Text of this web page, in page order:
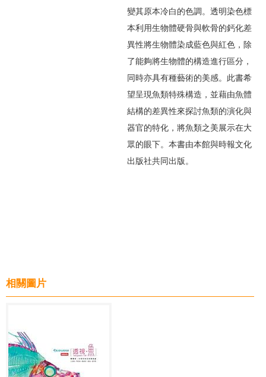
變其原本冷白的色調。透明染色標
本利用生物體硬骨與軟骨的鈣化差
異性將生物體染成藍色與紅色，除
了能夠將生物體的構造進行區分，
同時亦具有種藝術的美感。此書希
望呈現魚類特殊構造，並藉由魚體
結構的差異性來探討魚類的演化與
器官的特化，將魚類之美展示在大
眾的眼下。本書由本館與時報文化
出版社共同出版。
相關圖片